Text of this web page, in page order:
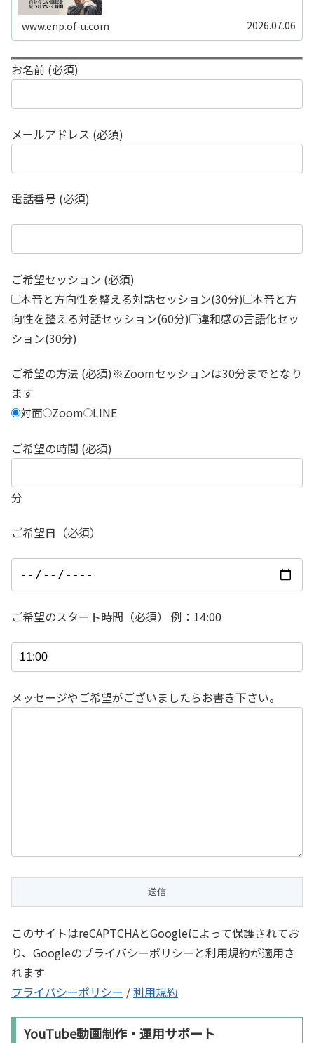
www.enp.of-u.com 2026.07.06
お名前 (必須)
メールアドレス (必須)
電話番号 (必須)
ご希望セッション (必須)
本音と方向性を整える対話セッション(30分) 本音と方
向性を整える対話セッション(60分) 違和感の言語化セッ
ション(30分)
ご希望の方法 (必須)※Zoomセッションは30分までとなり
ます
対面 Zoom LINE
ご希望の時間 (必須)
分
ご希望日（必須）
ご希望のスタート時間（必須） 例：14:00
メッセージやご希望がございましたらお書き下さい。
このサイトはreCAPTCHAとGoogleによって保護されてお
り、Googleのプライバシーポリシーと利用規約が適用さ
れます
プライバシーポリシー /利用規約
YouTube動画制作・運用サポート